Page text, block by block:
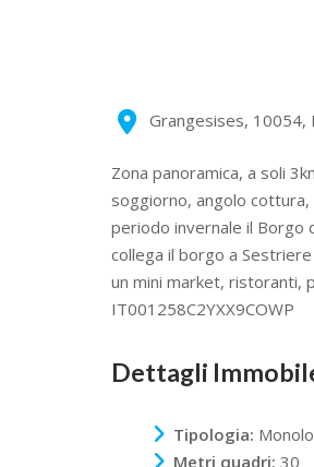
Grangesises, 10054,
Zona panoramica, a soli
soggiorno, angolo
periodo invernale il Borgo
collega il borgo a
un mini market, ristoranti,
IT001258C2YXX9COWP
Dettagli
Tipologia:
Metri quadri: 30